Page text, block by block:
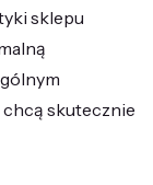
sklepu
skutecznie